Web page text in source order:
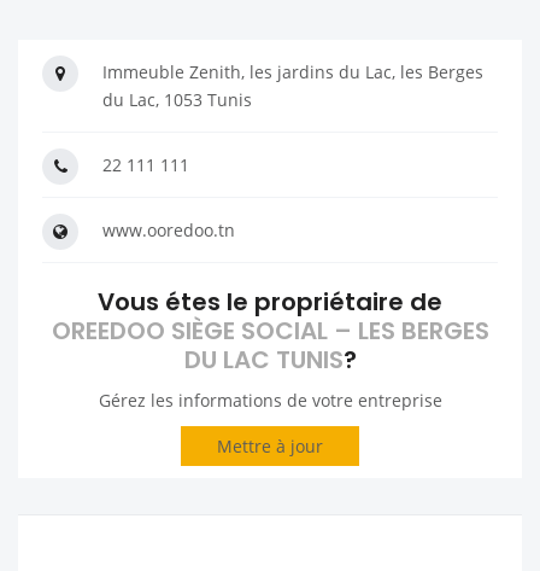
Immeuble Zenith, les jardins du Lac, les Berges
du Lac, 1053 Tunis
22 111 111
www.ooredoo.tn
Vous étes le propriétaire de
OREEDOO SIÈGE SOCIAL – LES BERGES
DU LAC TUNIS?
Gérez les informations de votre entreprise
Mettre à jour